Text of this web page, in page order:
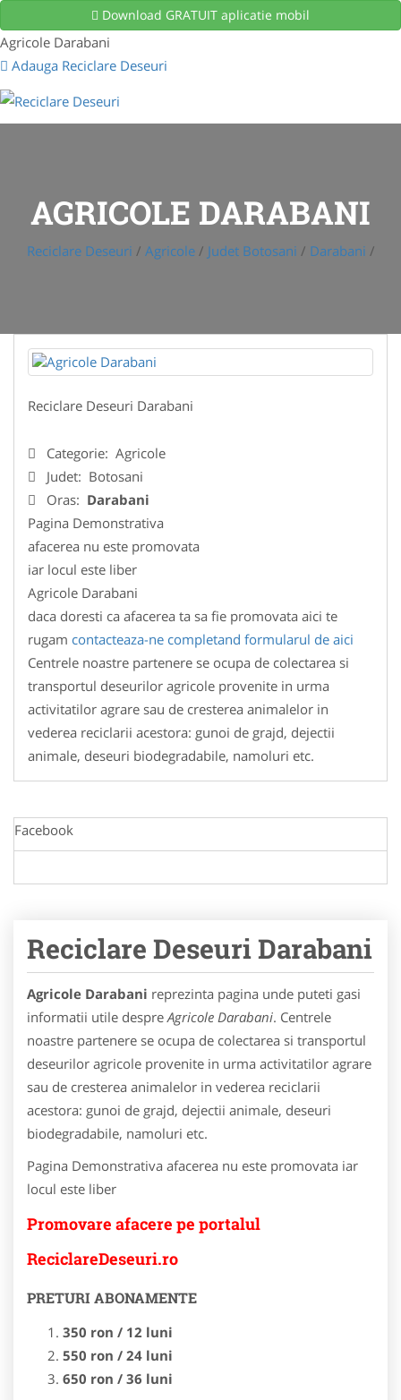
Download GRATUIT aplicatie mobil
Agricole Darabani
Adauga Reciclare Deseuri
AGRICOLE DARABANI
Reciclare Deseuri / Agricole/ Judet Botosani / Darabani /
Reciclare Deseuri Darabani
Categorie: Agricole
Judet: Botosani
Oras: Darabani
Pagina Demonstrativa
afacerea nu este promovata
iar locul este liber
Agricole Darabani
daca doresti ca afacerea ta sa fie promovata aici te
rugam contacteaza-ne completand formularul de aici
Centrele noastre partenere se ocupa de colectarea si
transportul deseurilor agricole provenite in urma
activitatilor agrare sau de cresterea animalelor in
vederea reciclarii acestora: gunoi de grajd, dejectii
animale, deseuri biodegradabile, namoluri etc.
Facebook
Reciclare Deseuri Darabani
Agricole Darabani reprezinta pagina unde puteti gasi
informatii utile despre Agricole Darabani. Centrele
noastre partenere se ocupa de colectarea si transportul
deseurilor agricole provenite in urma activitatilor agrare
sau de cresterea animalelor in vederea reciclarii
acestora: gunoi de grajd, dejectii animale, deseuri
biodegradabile, namoluri etc.
Pagina Demonstrativa afacerea nu este promovata iar
locul este liber
Promovare afacere pe portalul
ReciclareDeseuri.ro
PRETURI ABONAMENTE
350 ron / 12 luni
550 ron / 24 luni
650 ron / 36 luni